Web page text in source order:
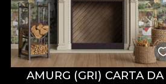
AMURG (GRI) CARTA DA